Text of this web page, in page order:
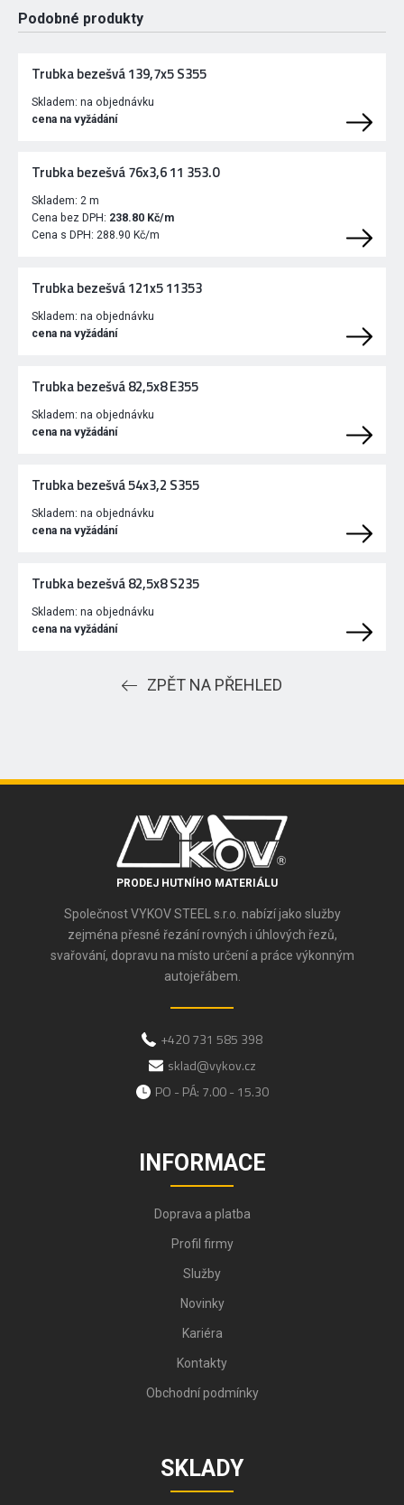
Podobné produkty
Trubka bezešvá 139,7x5 S355
Skladem: na objednávku
cena na vyžádání
Trubka bezešvá 76x3,6 11 353.0
Skladem: 2 m
Cena bez DPH: 238.80 Kč/m
Cena s DPH: 288.90 Kč/m
Trubka bezešvá 121x5 11353
Skladem: na objednávku
cena na vyžádání
Trubka bezešvá 82,5x8 E355
Skladem: na objednávku
cena na vyžádání
Trubka bezešvá 54x3,2 S355
Skladem: na objednávku
cena na vyžádání
Trubka bezešvá 82,5x8 S235
Skladem: na objednávku
cena na vyžádání
ZPĚT NA PŘEHLED
PRODEJ HUTNÍHO MATERIÁLU
Společnost VYKOV STEEL s.r.o. nabízí jako služby
zejména přesné řezání rovných i úhlových řezů,
svařování, dopravu na místo určení a práce výkonným
autojeřábem.
+420 731 585 398
sklad@vykov.cz
PO - PÁ: 7.00 - 15.30
INFORMACE
Doprava a platba
Profil firmy
Služby
Novinky
Kariéra
Kontakty
Obchodní podmínky
SKLADY